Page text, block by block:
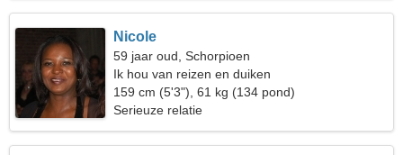
Nicole
59 jaar oud, Schorpioen
Ik hou van reizen en duiken
159 cm (5'3"), 61 kg (134 pond)
Serieuze relatie